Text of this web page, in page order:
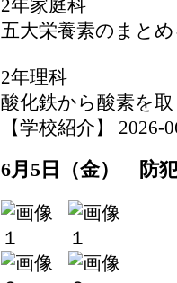
2年家庭科
五大栄養素のまと
2年理科
酸化鉄から酸素を
【学校紹介】 2026-
6月5日（金） 防